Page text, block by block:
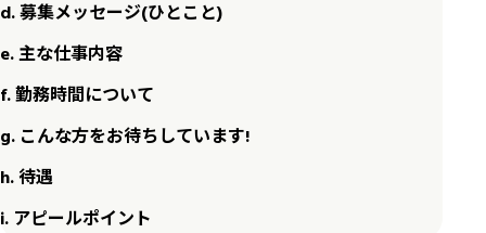
d. 募集メッセージ(ひとこと)
e. 主な仕事内容
f. 勤務時間について
g. こんな方をお待ちしています!
h. 待遇
i. アピールポイント